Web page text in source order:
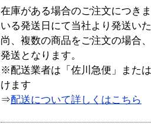
在庫がある場合のご注文につき
いる発送日にて当社より発送い
尚、複数の商品をご注文の場合
発送となります。
※配送業者は「佐川急便」また
けます
⇒配送について詳しくはこちら